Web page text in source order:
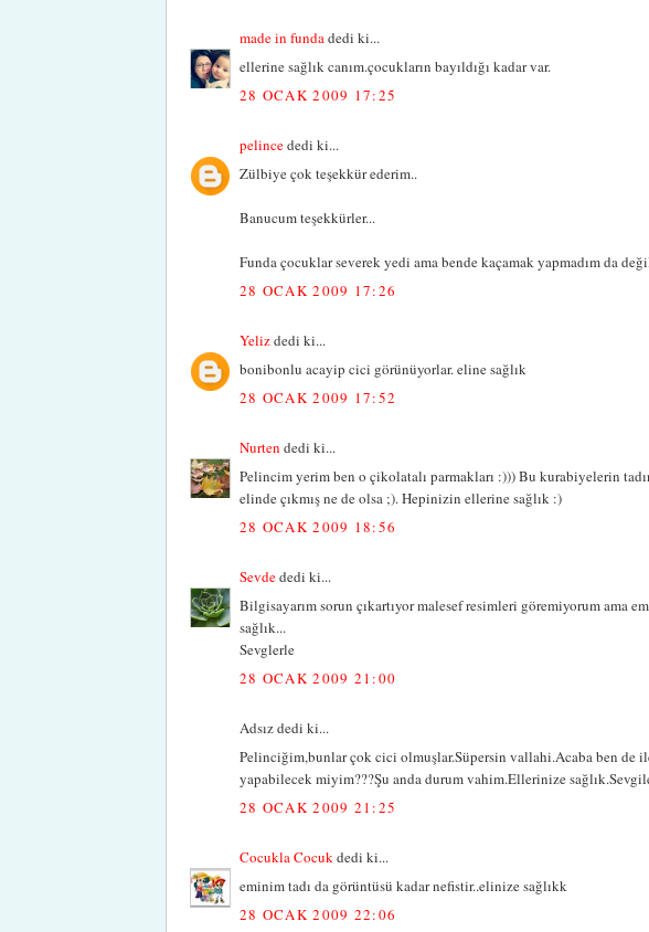
made in funda dedi ki...
ellerine sağlık canım.çocukların bayıldığı kadar var.
28 OCAK 2009 17:25
pelincededi ki...
Zülbiye çok teşekkür ederim..
Banucum teşekkürler...
Funda çocuklar severek yedi ama bende kaçamak yapmadım da
28 OCAK 2009 17:26
Yelizdedi ki...
bonibonlu acayip cici görünüyorlar. eline sağlık
28 OCAK 2009 17:52
Nurten dedi ki...
Pelincim yerim ben o çikolatalı parmakları :))) Bu kurabiyelerin
elinde çıkmış ne de olsa ;). Hepinizin ellerine sağlık :)
28 OCAK 2009 18:56
Sevdededi ki...
Bilgisayarım sorun çıkartıyor malesef resimleri göremiyorum ama
sağlık...
Sevglerle
28 OCAK 2009 21:00
Adsız dedi ki...
Pelinciğim,bunlar çok cici olmuşlar.Süpersin vallahi.Acaba ben de
yapabilecek miyim???Şu anda durum vahim.Ellerinize
28 OCAK 2009 21:25
Cocukla Cocuk dedi ki...
eminim tadı da görüntüsü kadar nefistir..elinize sağlıkk
28 OCAK 2009 22:06